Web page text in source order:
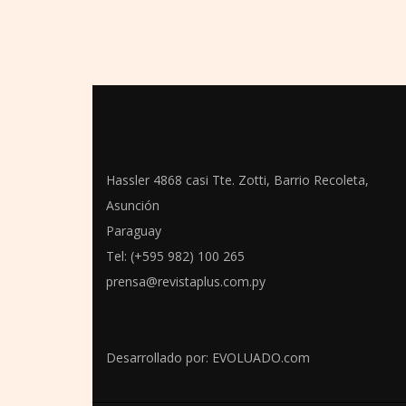
Hassler 4868 casi Tte. Zotti, Barrio Recoleta,
Asunción
Paraguay
Tel: (+595 982) 100 265
prensa@revistaplus.com.py
Desarrollado por: EVOLUADO.com